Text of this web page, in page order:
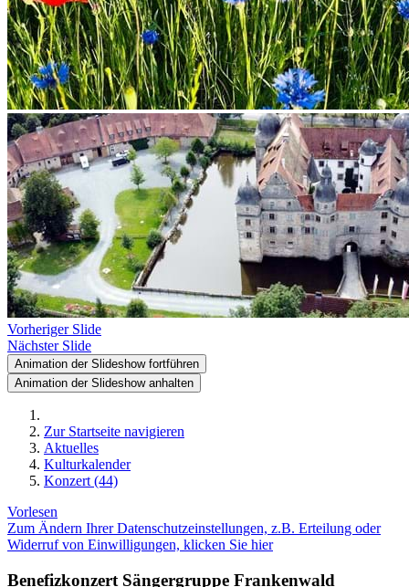
Vorheriger Slide
Nächster Slide
Animation der Slideshow fortführen
Animation der Slideshow anhalten
Zur Startseite navigieren
Aktuelles
Kulturkalender
Konzert (44)
Vorlesen
Zum Ändern Ihrer Datenschutzeinstellungen, z.B. Erteilung oder
Widerruf von Einwilligungen, klicken Sie hier
Benefizkonzert Sängergruppe Frankenwald